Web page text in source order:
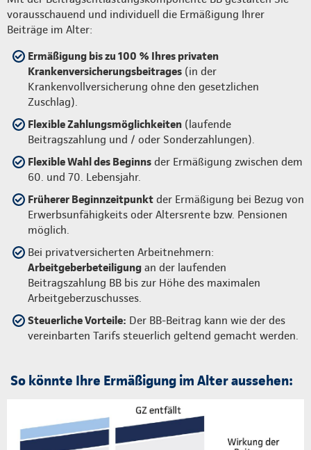
vorausschauend und individuell die Ermäßigung Ihrer
Beiträge im Alter:
Ermäßigung bis zu 100 % Ihres privaten
Krankenversicherungsbeitrages (in der
Krankenvollversicherung ohne den gesetzlichen
Zuschlag).
Flexible Zahlungsmöglichkeiten (laufende
Beitragszahlung und / oder Sonderzahlungen).
Flexible Wahl des Beginns der Ermäßigung zwischen dem
60. und 70. Lebensjahr.
Früherer Beginnzeitpunkt der Ermäßigung bei Bezug von
Erwerbsunfähigkeits oder Altersrente bzw. Pensionen
möglich.
Bei privatversicherten Arbeitnehmern:
Arbeitgeberbeteiligung an der laufenden
Beitragszahlung BB bis zur Höhe des maximalen
Arbeitgeberzuschusses.
Steuerliche Vorteile: Der BB-Beitrag kann wie der des
vereinbarten Tarifs steuerlich geltend gemacht werden.
So könnte Ihre Ermäßigung im Alter aussehen: